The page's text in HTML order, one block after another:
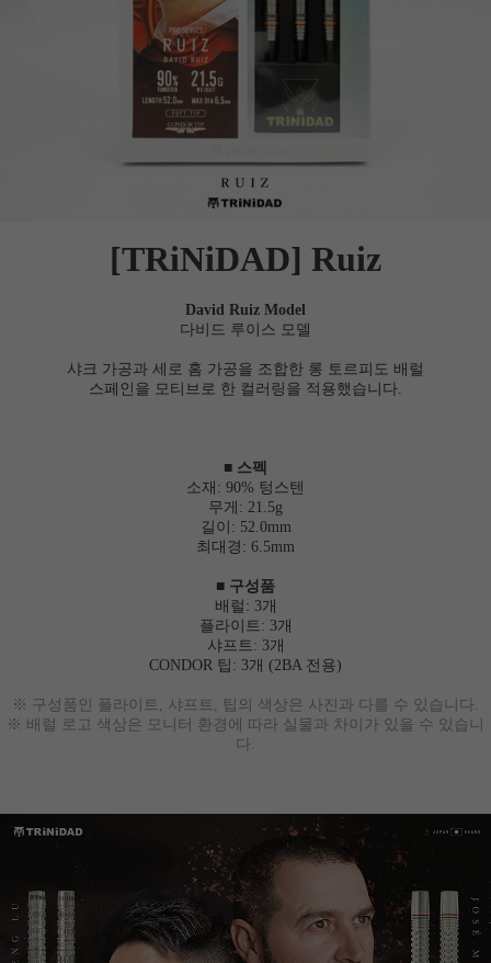
[TRiNiDAD] Ruiz
David Ruiz Model
다비드 루이스 모델
샤크 가공과 세로 홈 가공을 조합한 롱 토르피도 배럴
스페인을 모티브로 한 컬러링을 적용했습니다.
■ 스펙
소재: 90% 텅스텐
무게: 21.5g
길이: 52.0mm
최대경: 6.5mm
■ 구성품
배럴: 3개
플라이트: 3개
샤프트: 3개
CONDOR 팁: 3개 (2BA 전용)
※ 구성품인 플라이트, 샤프트, 팁의 색상은 사진과 다를 수 있습니다.
※ 배럴 로고 색상은 모니터 환경에 따라 실물과 차이가 있을 수 있습니
다.